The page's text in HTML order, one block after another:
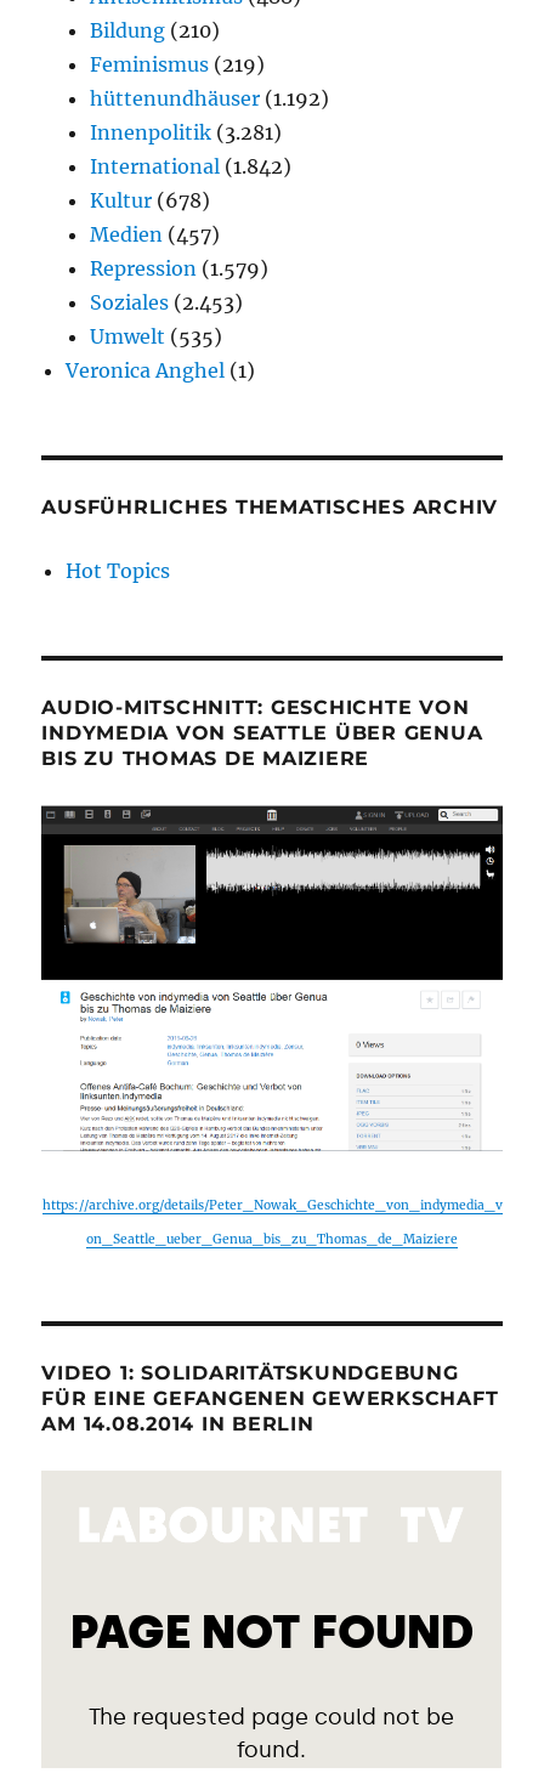
Bildung (210)
Feminismus (219)
hüttenundhäuser (1.192)
Innenpolitik (3.281)
International (1.842)
Kultur (678)
Medien (457)
Repression (1.579)
Soziales (2.453)
Umwelt (535)
Veronica Anghel (1)
AUSFÜHRLICHES THEMATISCHES ARCHIV
Hot Topics
AUDIO-MITSCHNITT: GESCHICHTE VON
INDYMEDIA VON SEATTLE ÜBER GENUA
BIS ZU THOMAS DE MAIZIERE
https://archive.org/details/Peter_Nowak_Geschichte_von_indymedia_v
on_Seattle_ueber_Genua_bis_zu_Thomas_de_Maiziere
VIDEO 1: SOLIDARITÄTSKUNDGEBUNG
FÜR EINE GEFANGENEN GEWERKSCHAFT
AM 14.08.2014 IN BERLIN